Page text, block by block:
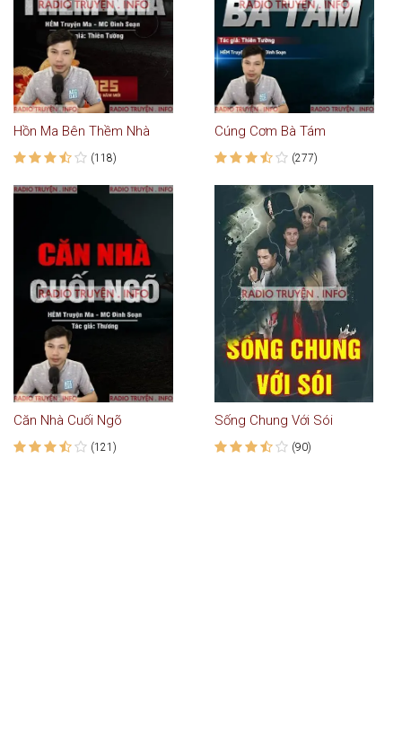
Hồn Ma Bên Thềm Nhà
(118)
Cúng Cơm Bà Tám
(277)
Căn Nhà Cuối Ngõ
(121)
Sống Chung Với Sói
(90)